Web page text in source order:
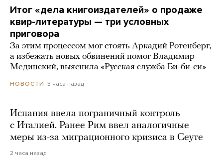
Итог «дела книгоиздателей» о продаже
квир-литературы — три условных
приговора
За этим процессом мог стоять Аркадий Ротенберг,
а избежать новых обвинений помог Владимир
Мединский, выяснила «Русская служба Би-би-си»
НОВОСТИ 3 часа назад
Испания ввела пограничный контроль
с Италией. Ранее Рим ввел аналогичные
меры из-за миграционного кризиса в Сеуте
2 часа назад